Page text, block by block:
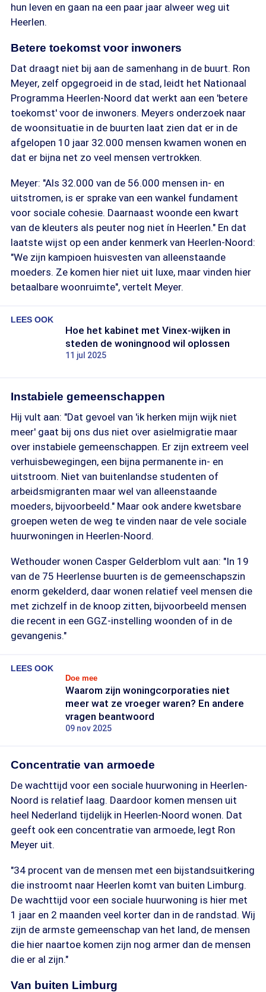
hun leven en gaan na een paar jaar alweer weg uit
Heerlen.
Betere toekomst voor inwoners
Dat draagt niet bij aan de samenhang in de buurt. Ron
Meyer, zelf opgegroeid in de stad, leidt het Nationaal
Programma Heerlen-Noord dat werkt aan een 'betere
toekomst' voor de inwoners. Meyers onderzoek naar
de woonsituatie in de buurten laat zien dat er in de
afgelopen 10 jaar 32.000 mensen kwamen wonen en
dat er bijna net zo veel mensen vertrokken.
Meyer: "Als 32.000 van de 56.000 mensen in- en
uitstromen, is er sprake van een wankel fundament
voor sociale cohesie. Daarnaast woonde een kwart
van de kleuters als peuter nog niet ín Heerlen." En dat
laatste wijst op een ander kenmerk van Heerlen-Noord:
"We zijn kampioen huisvesten van alleenstaande
moeders. Ze komen hier niet uit luxe, maar vinden hier
betaalbare woonruimte", vertelt Meyer.
LEES OOK
Hoe het kabinet met Vinex-wijken in
steden de woningnood wil oplossen
11 jul 2025
Instabiele gemeenschappen
Hij vult aan: "Dat gevoel van 'ik herken mijn wijk niet
meer' gaat bij ons dus niet over asielmigratie maar
over instabiele gemeenschappen. Er zijn extreem veel
verhuisbewegingen, een bijna permanente in- en
uitstroom. Niet van buitenlandse studenten of
arbeidsmigranten maar wel van alleenstaande
moeders, bijvoorbeeld." Maar ook andere kwetsbare
groepen weten de weg te vinden naar de vele sociale
huurwoningen in Heerlen-Noord.
Wethouder wonen Casper Gelderblom vult aan: "In 19
van de 75 Heerlense buurten is de gemeenschapszin
enorm gekelderd, daar wonen relatief veel mensen die
met zichzelf in de knoop zitten, bijvoorbeeld mensen
die recent in een GGZ-instelling woonden of in de
gevangenis."
LEES OOK
Doe mee
Waarom zijn woningcorporaties niet
meer wat ze vroeger waren? En andere
vragen beantwoord
09 nov 2025
Concentratie van armoede
De wachttijd voor een sociale huurwoning in Heerlen-
Noord is relatief laag. Daardoor komen mensen uit
heel Nederland tijdelijk in Heerlen-Noord wonen. Dat
geeft ook een concentratie van armoede, legt Ron
Meyer uit.
"34 procent van de mensen met een bijstandsuitkering
die instroomt naar Heerlen komt van buiten Limburg.
De wachttijd voor een sociale huurwoning is hier met
1 jaar en 2 maanden veel korter dan in de randstad. Wij
zijn de armste gemeenschap van het land, de mensen
die hier naartoe komen zijn nog armer dan de mensen
die er al zijn."
Van buiten Limburg